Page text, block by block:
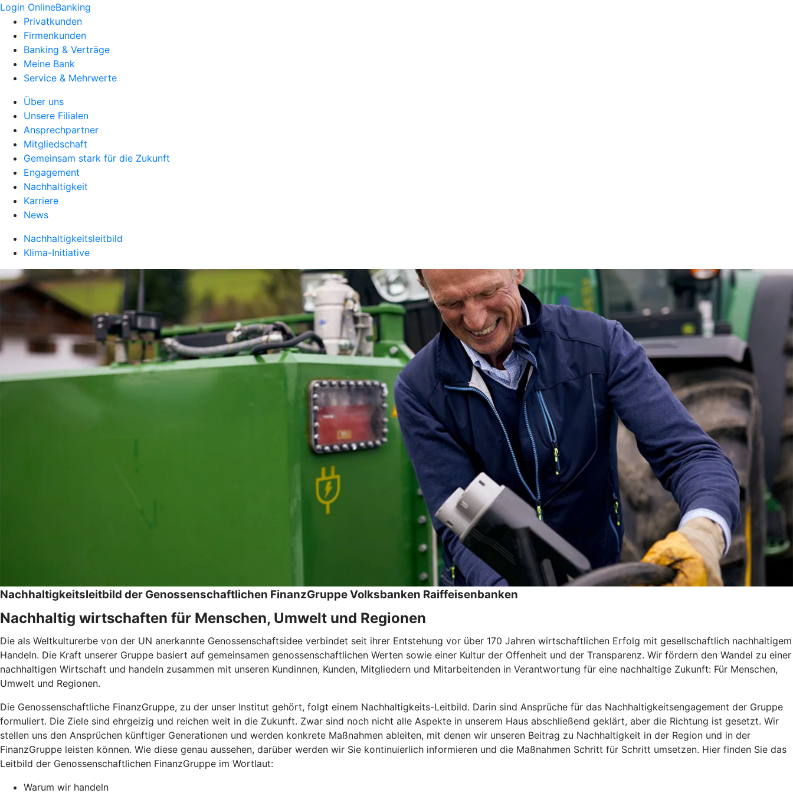
Login OnlineBanking
Privatkunden
Firmenkunden
Banking & Verträge
Meine Bank
Service & Mehrwerte
Über uns
Unsere Filialen
Ansprechpartner
Mitgliedschaft
Gemeinsam stark für die Zukunft
Engagement
Nachhaltigkeit
Karriere
News
Nachhaltigkeitsleitbild
Klima-Initiative
Nachhaltigkeitsleitbild der Genossenschaftlichen FinanzGruppe Volksbanken Raiffeisenbanken
Nachhaltig wirtschaften für Menschen, Umwelt und Regionen
Die als Weltkulturerbe von der UN anerkannte Genossenschaftsidee verbindet seit ihrer Entstehung vor über 170 Jahren wirtschaftlichen Erfolg mit gesellschaftlich nachhaltigem
Handeln. Die Kraft unserer Gruppe basiert auf gemeinsamen genossenschaftlichen Werten sowie einer Kultur der Offenheit und der Transparenz. Wir fördern den Wandel zu einer
nachhaltigen Wirtschaft und handeln zusammen mit unseren Kundinnen, Kunden, Mitgliedern und Mitarbeitenden in Verantwortung für eine nachhaltige Zukunft: Für Menschen,
Umwelt und Regionen.
Die Genossenschaftliche FinanzGruppe, zu der unser Institut gehört, folgt einem Nachhaltigkeits-Leitbild. Darin sind Ansprüche für das Nachhaltigkeitsengagement der Gruppe
formuliert. Die Ziele sind ehrgeizig und reichen weit in die Zukunft. Zwar sind noch nicht alle Aspekte in unserem Haus abschließend geklärt, aber die Richtung ist gesetzt. Wir
stellen uns den Ansprüchen künftiger Generationen und werden konkrete Maßnahmen ableiten, mit denen wir unseren Beitrag zu Nachhaltigkeit in der Region und in der
FinanzGruppe leisten können. Wie diese genau aussehen, darüber werden wir Sie kontinuierlich informieren und die Maßnahmen Schritt für Schritt umsetzen. Hier finden Sie das
Leitbild der Genossenschaftlichen FinanzGruppe im Wortlaut:
Warum wir handeln